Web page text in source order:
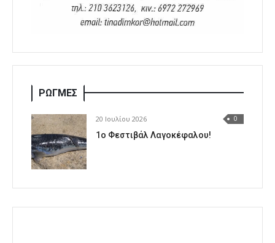
ΡΩΓΜΕΣ
20 Ιουλίου 2026 0
1o Φεστιβάλ Λαγοκέφαλου!